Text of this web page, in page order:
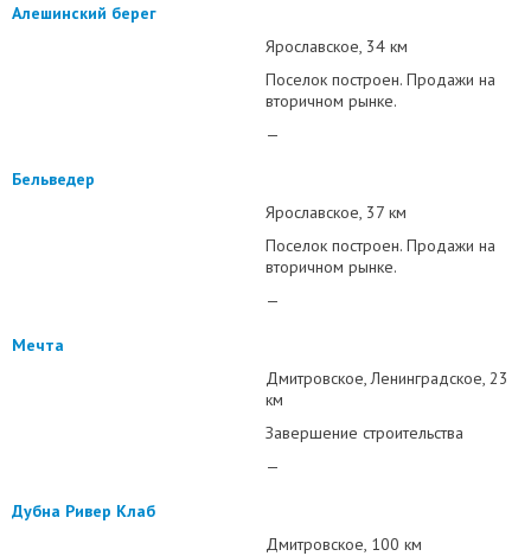
Алешинский берег
Ярославское 34 км
Поселок построен. Продажи на
вторичном рынке.
—
Бельведер
Ярославское 37 км
Поселок построен. Продажи на
вторичном рынке.
—
Мечта
Дмитровское Ленинградское 23
км
Завершение строительства
—
Дубна Ривер Клаб
Дмитровское 100 км